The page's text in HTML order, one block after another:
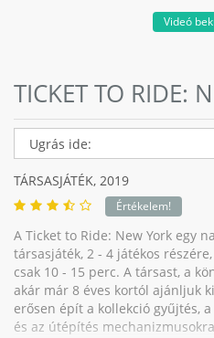
Videó
TICKET TO RIDE:
TÁRSASJÁTÉK, 2019
Értékelem!
A Ticket to Ride: New York egy
társasjáték, 2 - 4 játékos
csak 10 - 15 perc. A társast, a
akár már 8 éves kortól ajánljuk
erősen épít a kollekció gyűjtés,
és az útépítés